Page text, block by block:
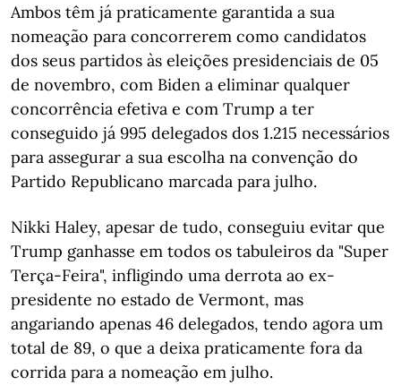
Ambos têm já praticamente garantida a sua
nomeação para concorrerem como candidatos
dos seus partidos às eleições presidenciais de 05
de novembro, com Biden a eliminar qualquer
concorrência efetiva e com Trump a ter
conseguido já 995 delegados dos 1.215 necessários
para assegurar a sua escolha na convenção do
Partido Republicano marcada para julho.
Nikki Haley, apesar de tudo, conseguiu evitar que
Trump ganhasse em todos os tabuleiros da "Super
Terça-Feira", infligindo uma derrota ao ex-
presidente no estado de Vermont, mas
angariando apenas 46 delegados, tendo agora um
total de 89, o que a deixa praticamente fora da
corrida para a nomeação em julho.